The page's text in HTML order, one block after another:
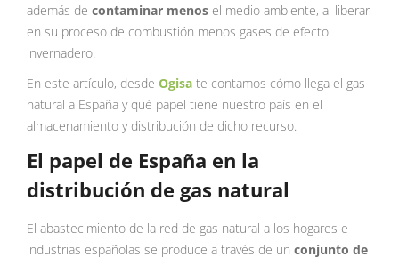
además de contaminar menos el medio ambiente, al liberar
en su proceso de combustión menos gases de efecto
invernadero.
En este artículo, desde Ogisa te contamos cómo llega el gas
natural a España y qué papel tiene nuestro país en el
almacenamiento y distribución de dicho recurso.
El papel de España en la
distribución de gas natural
El abastecimiento de la red de gas natural a los hogares e
industrias españolas se produce a través de un conjunto de